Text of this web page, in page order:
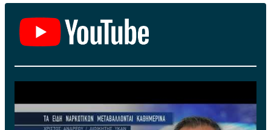
γυναίκες αναλαμβάνουν το ρόλο του CEO σε σύγκριση
με όσες αποχωρούν από το αξίωμα. Ωστόσο, υπάρχουν
μεγαλύτερες πιθανότητες για τις γυναίκες CEOs να
αναγκαστούν να αποχωρήσουν από τη θέση τους σε
σύγκριση με τους άνδρες και λιγότερες πιθανότητες
να προαχθούν εντός του οργανισμού τους.
Οι αριθμοί διαφοροποιούνται προς τη σωστή
κατεύθυνση: Στα οκτώ από τα δέκα τελευταία χρόνια,